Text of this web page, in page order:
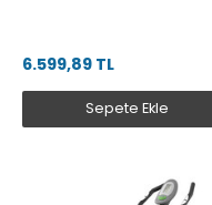
6.599,89 TL
Sepete Ekle